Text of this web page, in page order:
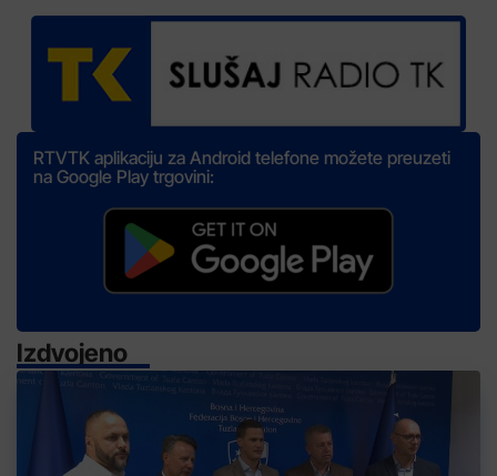
RTVTK aplikaciju za Android telefone možete preuzeti
na Google Play trgovini:
Izdvojeno